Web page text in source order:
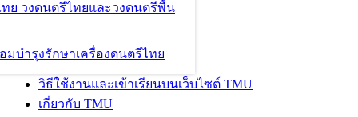
ทย วงดนตรีไทยและวงดนตรีพื้น
มบำรุงรักษาเครื่องดนตรีไทย
วิธีใช้งานและเข้าเรียนบนเว็บไซต์ TMU
เกี่ยวกับ TMU